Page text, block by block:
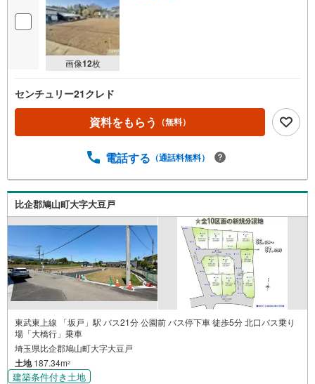
画像12枚
センチュリー21クレド
資料をもらう （無料）
電話する （通話料無料）
比企郡鳩山町大字大豆戸
東武東上線 「坂戸」駅 バス21分 公園前 バス停下車 徒歩5分 北口バス乗り
場「大橋行」乗車
埼玉県比企郡鳩山町大字大豆戸
土地187.34m2
建築条件付き土地